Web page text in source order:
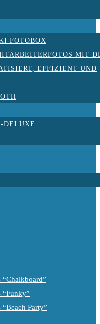
FOTOBOX
MIT
EFFIZIENT UND
DELUXE
“Chalkboard”
“Funky”
Party”